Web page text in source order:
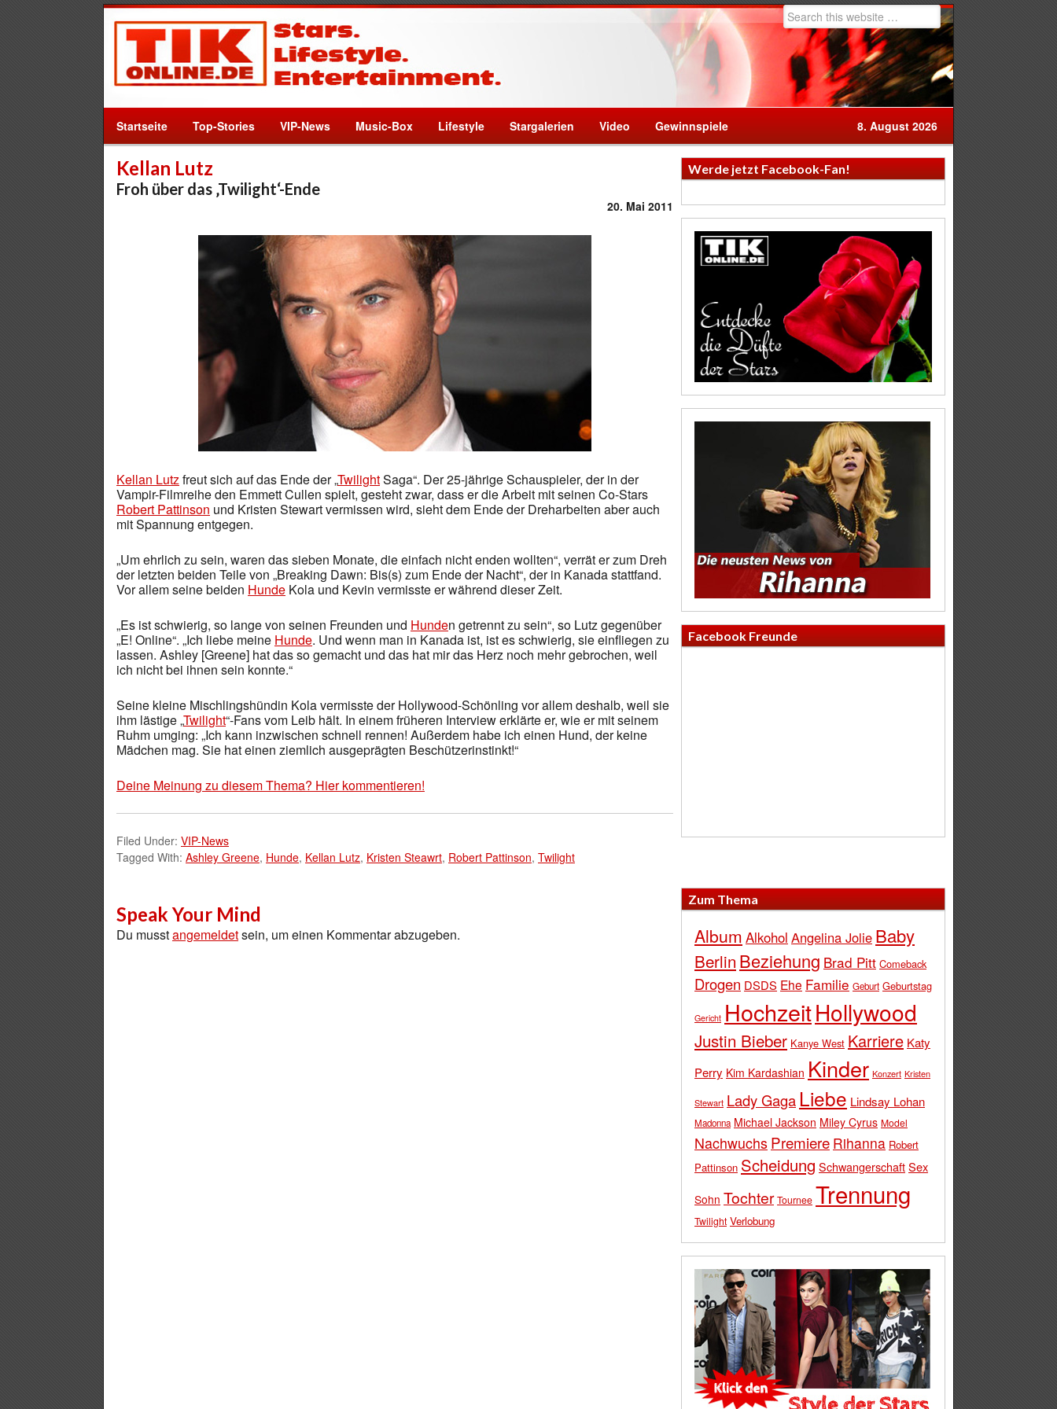
Startseite Top-Stories VIP-News Music-Box Lifestyle Stargalerien Video Gewinnspiele 8. August 2026
Kellan Lutz
Froh über das ‚Twilight‘-Ende
20. Mai 2011
Kellan Lutzfreut sich auf das Ende der „TwilightSaga“. Der 25-jährige Schauspieler, der in der
Vampir-Filmreihe den Emmett Cullen spielt, gesteht zwar, dass er die Arbeit mit seinen Co-Stars
Robert Pattinson und Kristen Stewart vermissen wird, sieht dem Ende der Dreharbeiten aber auch
mit Spannung entgegen.
„Um ehrlich zu sein, waren das sieben Monate, die einfach nicht enden wollten“, verrät er zum Dreh
der letzten beiden Teile von „Breaking Dawn: Bis(s) zum Ende der Nacht“, der in Kanada stattfand.
Vor allem seine beiden Hunde Kola und Kevin vermisste er während dieser Zeit.
„Es ist schwierig, so lange von seinen Freunden und Hunden getrennt zu sein“, so Lutz gegenüber
„E! Online“. „Ich liebe meine Hunde. Und wenn man in Kanada ist, ist es schwierig, sie einfliegen zu
lassen. Ashley [Greene] hat das so gemacht und das hat mir das Herz noch mehr gebrochen, weil
ich nicht bei ihnen sein konnte.“
Seine kleine Mischlingshündin Kola vermisste der Hollywood-Schönling vor allem deshalb, weil sie
ihm lästige „Twilight“-Fans vom Leib hält. In einem früheren Interview erklärte er, wie er mit seinem
Ruhm umging: „Ich kann inzwischen schnell rennen! Außerdem habe ich einen Hund, der keine
Mädchen mag. Sie hat einen ziemlich ausgeprägten Beschützerinstinkt!“
Deine Meinung zu diesem Thema? Hier kommentieren!
Filed Under: VIP-News
Tagged With: Ashley Greene, Hunde, Kellan Lutz, Kristen Steawrt, Robert Pattinson, Twilight
Speak Your Mind
Du musstangemeldetsein, um einen Kommentar abzugeben.
Werde jetzt Facebook-Fan!
Facebook Freunde
Zum Thema
Album Alkohol Angelina Jolie Baby
Berlin Beziehung Brad Pitt Comeback
Drogen DSDS Ehe Familie Geburt Geburtstag
Gericht HochzeitHollywood
Justin Bieber Kanye West Karriere Katy
Perry Kim Kardashian Kinder Konzert Kristen
Stewart Lady Gaga Liebe Lindsay Lohan
Madonna Michael Jackson Miley Cyrus Model
Nachwuchs Premiere Rihanna Robert
Pattinson Scheidung SchwangerschaftSex
Sohn Tochter Tournee Trennung
Twilight Verlobung